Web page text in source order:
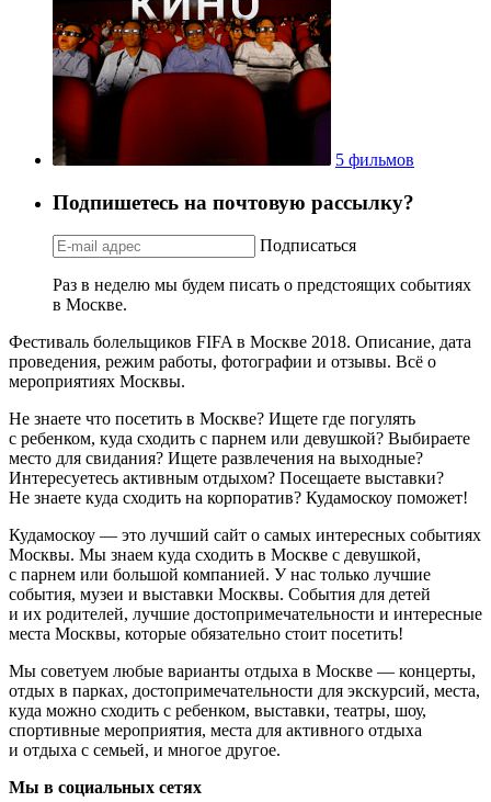
5 фильмов
Подпишетесь на почтовую рассылку?
Подписаться
Раз в неделю мы будем писать о предстоящих событиях
в Москве.
Фестиваль болельщиков FIFA в Москве 2018. Описание, дата
проведения, режим работы, фотографии и отзывы. Всё о
мероприятиях Москвы.
Не знаете что посетить в Москве? Ищете где погулять
с ребенком, куда сходить с парнем или девушкой? Выбираете
место для свидания? Ищете развлечения на выходные?
Интересуетесь активным отдыхом? Посещаете выставки?
Не знаете куда сходить на корпоратив? Кудамоскоу поможет!
Кудамоскоу — это лучший сайт о самых интересных событиях
Москвы. Мы знаем куда сходить в Москве с девушкой,
с парнем или большой компанией. У нас только лучшие
события, музеи и выставки Москвы. События для детей
и их родителей, лучшие достопримечательности и интересные
места Москвы, которые обязательно стоит посетить!
Мы советуем любые варианты отдыха в Москве — концерты,
отдых в парках, достопримечательности для экскурсий, места,
куда можно сходить с ребенком, выставки, театры, шоу,
спортивные мероприятия, места для активного отдыха
и отдыха с семьей, и многое другое.
Мы в социальных сетях